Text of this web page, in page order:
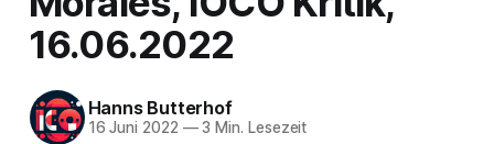
16.06.2022
Hanns Butterhof
16 Juni 2022 —3 Min. Lesezeit